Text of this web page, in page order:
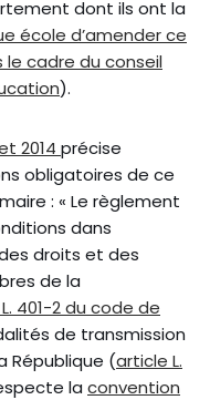
dont ils ont la
école d’amender ce
le cadre du conseil
).
2014 précise
obligatoires de ce
: « Le règlement
dans
droits et des
de la
401-2 du code de
de transmission
République (article L.
la convention